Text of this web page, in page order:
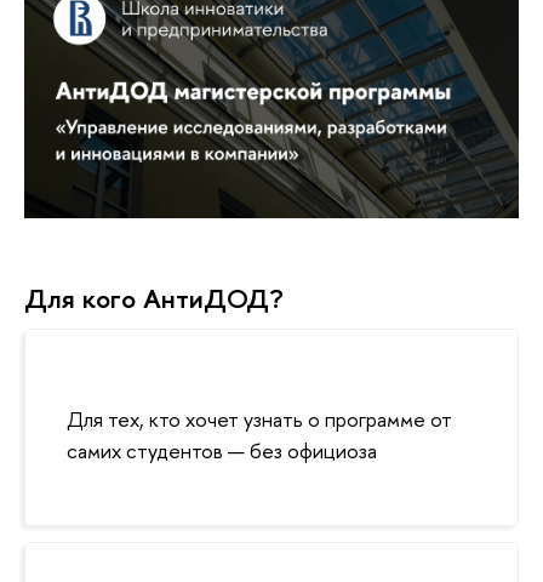
Для кого АнтиДОД?
Для тех, кто хочет узнать о программе от
самих студентов — без официоза